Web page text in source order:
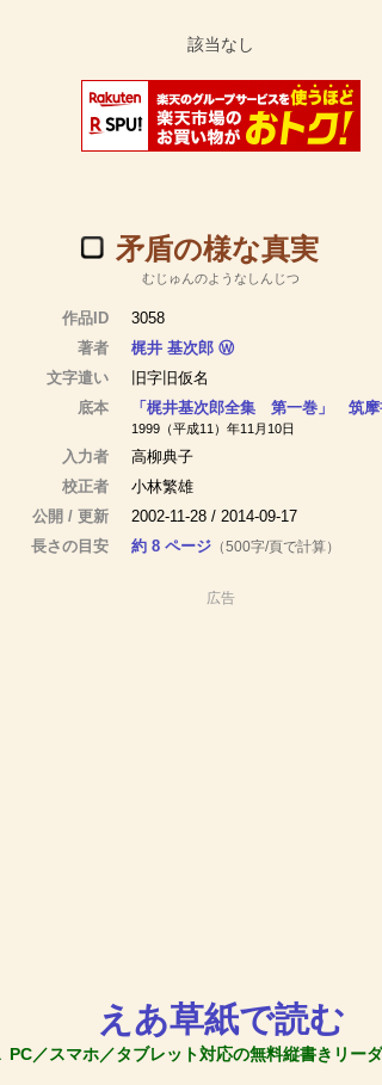
矛盾の様な真実
むじゅんのようなしんじつ
作品ID
3058
著者
梶井 基次郎 Ⓦ
文字遣い
旧字旧仮名
底本
「梶井基次郎全集 第一巻」 筑摩
1999（平成11）年11月10日
入力者
高柳典子
校正者
小林繁雄
公開 / 更新
2002-11-28 / 2014-09-17
長さの目安
約 8 ページ （500字/頁で計算）
広告
えあ草紙で読む
PC／スマホ／タブレット対応の無料縦書きリー